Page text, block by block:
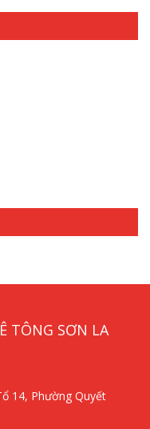
TÔNG SƠN LA
14, Phường Quyết